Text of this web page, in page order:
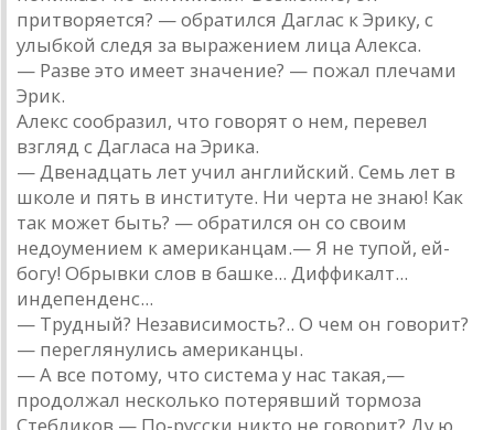
притворяется? — обратился Даглас к Эрику, с
улыбкой следя за выражением лица Алекса.
— Разве это имеет значение? — пожал плечами
Эрик.
Алекс сообразил, что говорят о нем, перевел
взгляд с Дагласа на Эрика.
— Двенадцать лет учил английский. Семь лет в
школе и пять в институте. Ни черта не знаю! Как
так может быть? — обратился он со своим
недоумением к американцам.— Я не тупой, ей-
богу! Обрывки слов в башке... Диффикалт...
индепенденс...
— Трудный? Независимость?.. О чем он говорит?
— переглянулись американцы.
— А все потому, что система у нас такая,—
продолжал несколько потерявший тормоза